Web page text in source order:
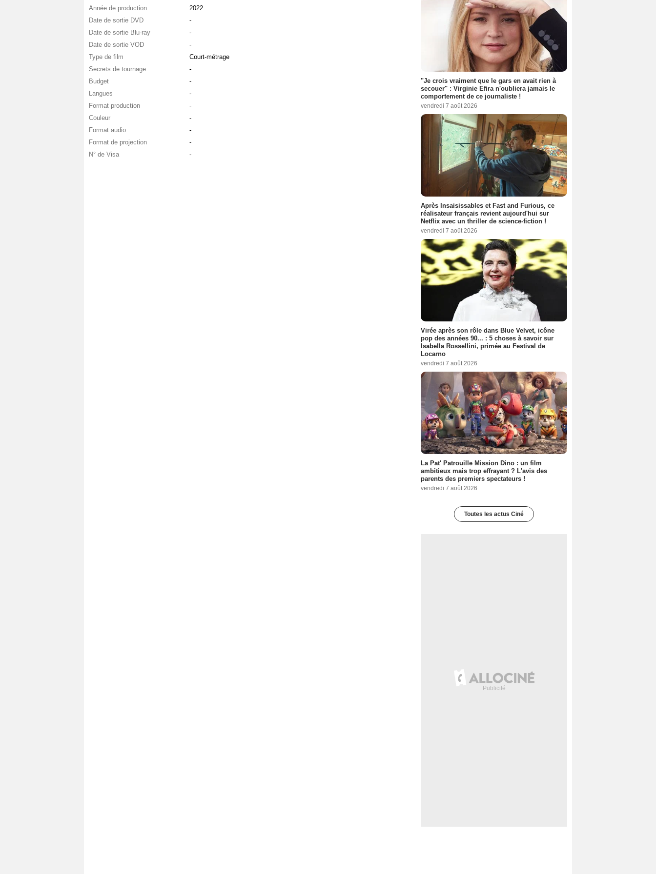
Année de production
2022
Date de sortie DVD
-
Date de sortie Blu-ray
-
Date de sortie VOD
-
Type de film
Court-métrage
Secrets de tournage
-
Budget
-
Langues
-
Format production
-
Couleur
-
Format audio
-
Format de projection
-
N° de Visa
-
"Je crois vraiment que le gars en avait rien à
secouer" : Virginie Efira n'oubliera jamais le
comportement de ce journaliste !
vendredi 7 août 2026
Après Insaisissables et Fast and Furious, ce
réalisateur français revient aujourd'hui sur
Netflix avec un thriller de science-fiction !
vendredi 7 août 2026
Virée après son rôle dans Blue Velvet, icône
pop des années 90... : 5 choses à savoir sur
Isabella Rossellini, primée au Festival de
Locarno
vendredi 7 août 2026
La Pat' Patrouille Mission Dino : un film
ambitieux mais trop effrayant ? L'avis des
parents des premiers spectateurs !
vendredi 7 août 2026
Toutes les actus Ciné